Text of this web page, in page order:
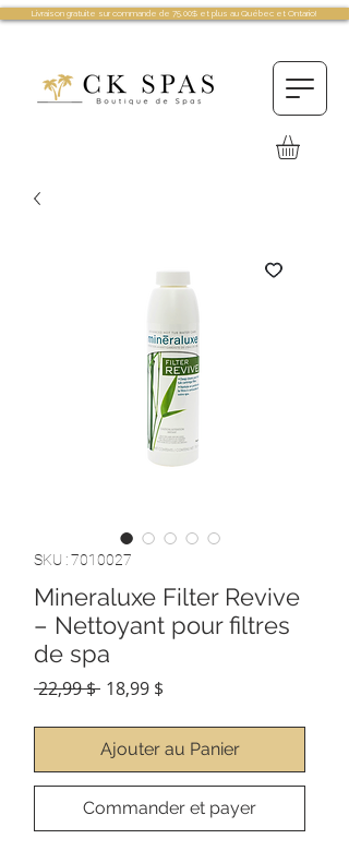
Livraison gratuite sur commande de 75.00$ et plus au Québec et Ontario!
SKU : 7010027
Mineraluxe Filter Revive
– Nettoyant pour filtres
de spa
22,99 $ Prix
18,99 $
Ajouter au Panier
Commander et payer